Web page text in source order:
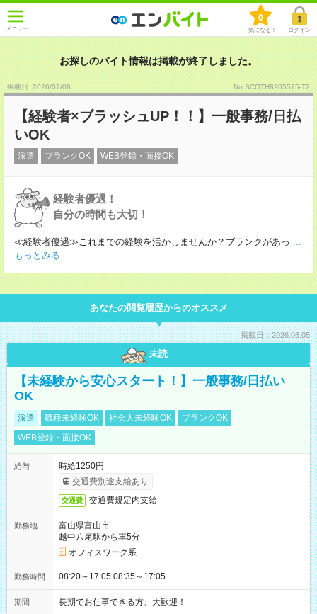
メニュー
0
気になる！ ログイン
お探しのバイト情報は掲載が終了しました。
掲載日 :2026/07/08 No.SCOTH8205575-T2
【経験者×ブラッシュUP！！】一般事務/日払
いOK
派遣 ブランクOK WEB登録・面接OK
経験者優遇！
自分の時間も大切！
≪経験者優遇≫これまでの経験を活かしませんか？ブランクがあっ ...
もっとみる
あなたの閲覧履歴からのオススメ
掲載日：2026.08.05
未読
【未経験から安心スタート！】一般事務/日払い
OK
派遣 職種未経験OK 社会人未経験OK
ブランクOK
WEB登録・面接OK
給与
時給1250円
交通費別途支給あり
交通費 交通費規定内支給
勤務地
富山県富山市
越中八尾駅から車5分
オフィスワーク系
勤務時間 08:20～17:05 08:35～17:05
期間 長期でお仕事できる方、大歓迎！